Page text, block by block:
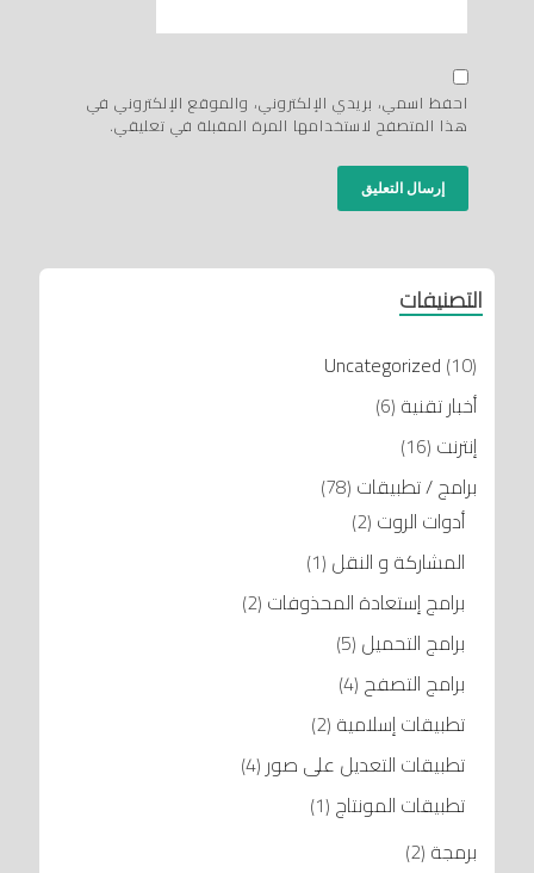
احفظ اسمي، بريدي الإلكتروني، والموقع الإلكتروني في
هذا المتصفح لاستخدامها المرة المقبلة في تعليقي.
التصنيفات
Uncategorized (10)
أخبار تقنية (6)
إنترنت (16)
برامج / تطبيقات (78)
أدوات الروت (2)
المشاركة و النقل (1)
برامج إستعادة المحذوفات (2)
برامج التحميل (5)
برامج التصفح (4)
تطبيقات إسلامية (2)
تطبيقات التعديل على صور (4)
تطبيقات المونتاج (1)
برمجة (2)